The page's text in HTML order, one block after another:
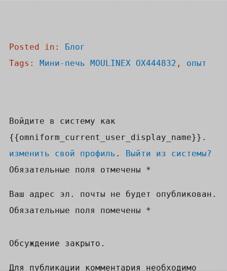
Posted in:Блог
Tags:Мини-печь MOULINEX OX444832, опыт
Войдите в систему как
{{omniform_current_user_display_name}}.
изменить свой профиль.Выйти из системы?
Обязательные поля отмечены *
Ваш адрес эл. почты не будет опубликован.
Обязательные поля помечены *
Обсуждение закрыто.
Для публикации комментария необходимо